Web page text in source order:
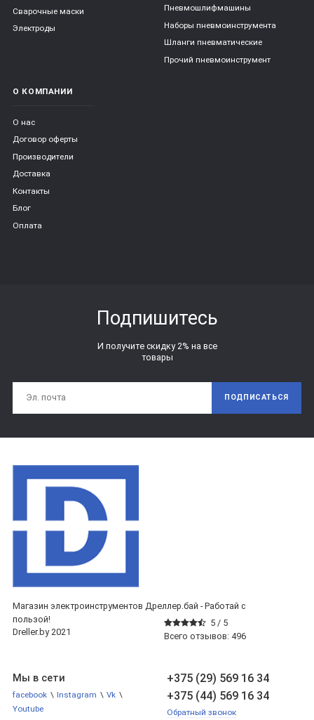
Сварочные маски
Электроды
Пневмошлифмашины
Наборы пневмоинструмента
Шланги пневматические
Прочий пневмоинструмент
О КОМПАНИИ
О нас
Договор оферты
Производители
Доставка
Контакты
Блог
Оплата
Подпишитесь
И получите скидку 2% на все
товары
ПОДПИСАТЬСЯ
Магазин электроинструментов Дреллер.бай - Работай с
пользой!
5 / 5
Всего отзывов: 496
Dreller.by 2021
+375 (29) 569 16 34
+375 (44) 569 16 34
Обратный звонок
Мы в сети
facebook \ Instagram \ Vk \
Youtube